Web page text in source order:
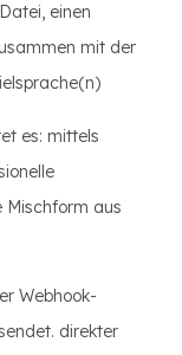
einen
mit der
es: mittels
Mischform aus
Webhook-
direkter